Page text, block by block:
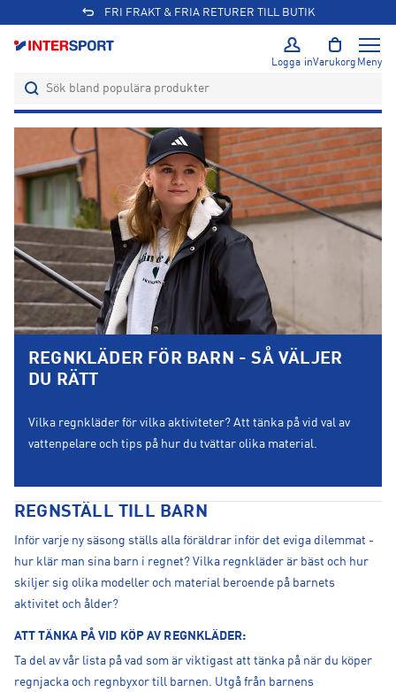
FRI FRAKT & FRIA RETURER TILL BUTIK
Logga inVarukorg Meny
REGNKLÄDER FÖR BARN - SÅ VÄLJER
DU RÄTT
Vilka regnkläder för vilka aktiviteter? Att tänka på vid val av
vattenpelare och tips på hur du tvättar olika material.
REGNSTÄLL TILL BARN
Inför varje ny säsong ställs alla föräldrar inför det eviga dilemmat -
hur klär man sina barn i regnet? Vilka regnkläder är bäst och hur
skiljer sig olika modeller och material beroende på barnets
aktivitet och ålder?
ATT TÄNKA PÅ VID KÖP AV REGNKLÄDER:
Ta del av vår lista på vad som är viktigast att tänka på när du köper
regnjacka och regnbyxor till barnen. Utgå från barnens